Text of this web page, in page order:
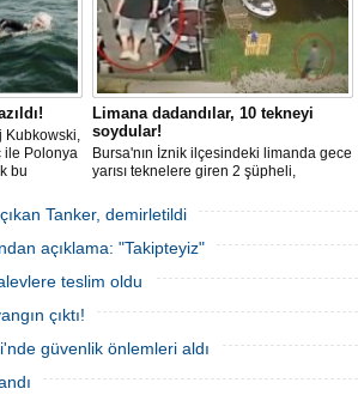
Kubkowski,
ile Polonya
bu
Limana dadandılar, 10 tekneyi
soydular!
Bursa'nın İznik ilçesindeki limanda gece
yarısı teknelere giren 2 şüpheli,
çaldı. Olay, güvenlik kameralarına
yansıdı, tekne sahiplerinin ihbarıyla
jandarma inceleme başlattı.
Tanker, demirletildi
açıklama: "Takipteyiz"
teslim oldu
çıktı!
güvenlik önlemleri aldı